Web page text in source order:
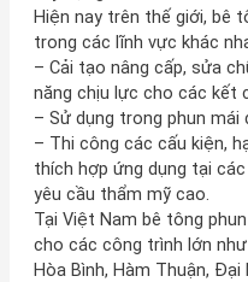
Hiện nay trên thế giới, bê
trong các lĩnh vực khác
– Cải tạo nâng cấp, sửa
năng chịu lực cho các kết
– Sử dụng trong phun mái
– Thi công các cấu kiện,
thích hợp ứng dụng tại
yêu cầu thẩm mỹ cao.
Tại Việt Nam bê tông
cho các công trình lớn
Hòa Bình, Hàm Thuận,